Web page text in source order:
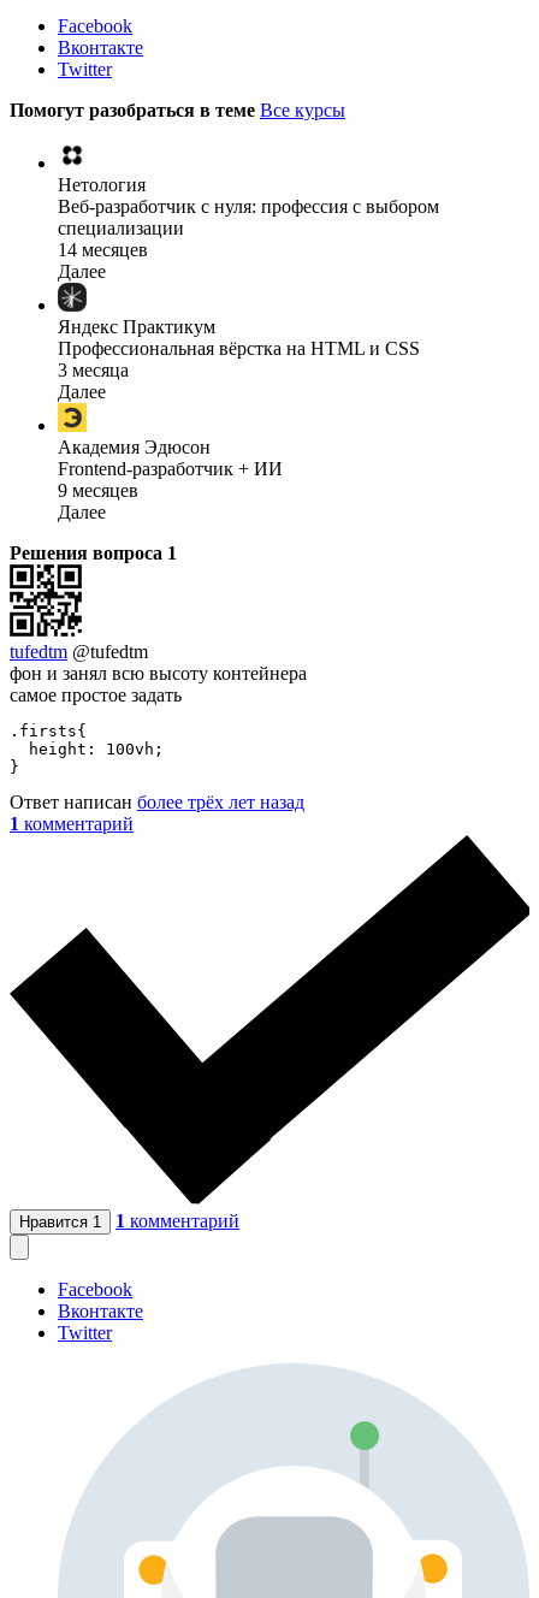
Facebook
Вконтакте
Twitter
Помогут разобраться в теме Все курсы
Нетология
Веб-разработчик с нуля: профессия с выбором
специализации
14 месяцев
Далее
Яндекс Практикум
Профессиональная вёрстка на HTML и CSS
3 месяца
Далее
Академия Эдюсон
Frontend-разработчик + ИИ
9 месяцев
Далее
Решения вопроса 1
tufedtm @tufedtm
фон и занял всю высоту контейнера
самое простое задать
.firsts{
  height: 100vh;
}
Ответ написан более трёх лет назад
1 комментарий
Нравится 1 1 комментарий
Facebook
Вконтакте
Twitter